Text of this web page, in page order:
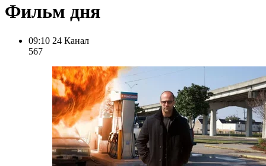
Фильм дня
09:10 24 Канал
567